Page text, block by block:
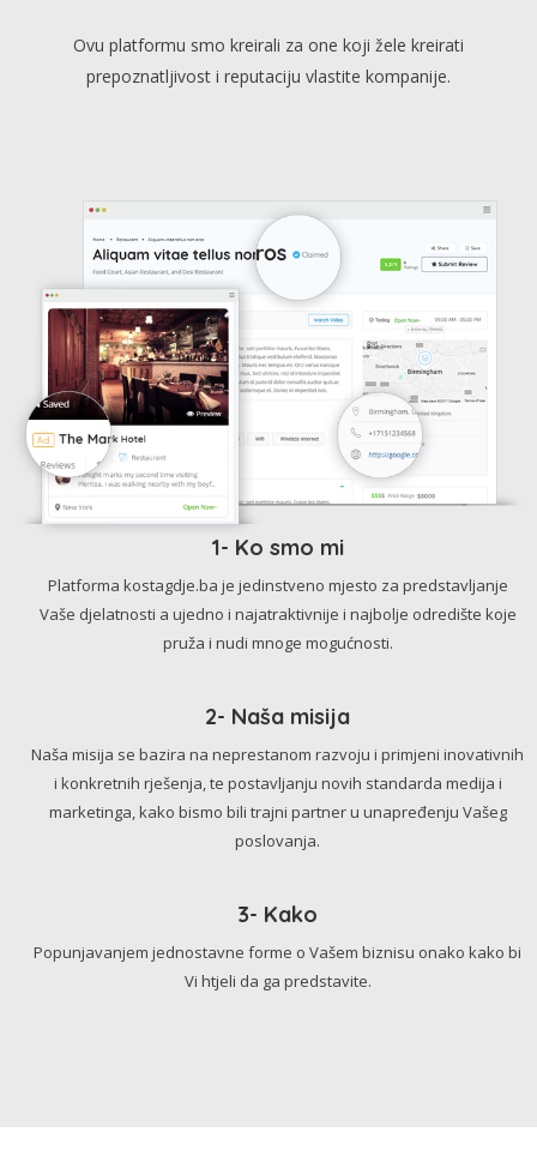
Ovu platformu smo kreirali za one koji žele kreirati
prepoznatljivost i reputaciju vlastite kompanije.
1- Ko smo mi
Platforma kostagdje.ba je jedinstveno mjesto za predstavljanje
Vaše djelatnosti a ujedno i najatraktivnije i najbolje odredište koje
pruža i nudi mnoge mogućnosti.
2- Naša misija
Naša misija se bazira na neprestanom razvoju i primjeni inovativnih
i konkretnih rješenja, te postavljanju novih standarda medija i
marketinga, kako bismo bili trajni partner u unapređenju Vašeg
poslovanja.
3- Kako
Popunjavanjem jednostavne forme o Vašem biznisu onako kako bi
Vi htjeli da ga predstavite.